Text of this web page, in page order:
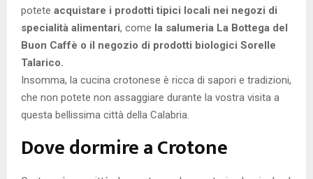
potete acquistare i prodotti tipici locali nei negozi di
specialità alimentari, come la salumeria La Bottega del
Buon Caffè o il negozio di prodotti biologici Sorelle
Talarico.
Insomma, la cucina crotonese è ricca di sapori e tradizioni,
che non potete non assaggiare durante la vostra visita a
questa bellissima città della Calabria.
Dove dormire a Crotone